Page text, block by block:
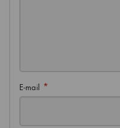
E-mail *